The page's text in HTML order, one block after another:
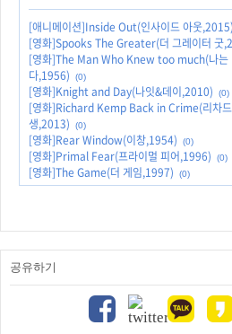
[애니메이션]Inside Out(인사이드 아웃,2015)
[영화]Spooks The Greater(더 그레이터 굿
[영화]The Man Who Knew too much(나는
다,1956)
(0)
[영화]Knight and Day(나잇&데이,2010) (0)
[영화]Richard Kemp Back in Crime(리차드
생,2013)
(0)
[영화]Rear Window(이창,1954) (0)
[영화]Primal Fear(프라이멀 피어,1996) (0)
[영화]The Game(더 게임,1997) (0)
공유하기